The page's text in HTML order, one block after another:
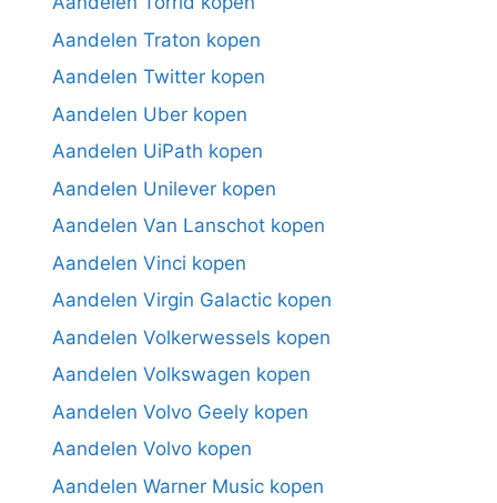
Aandelen Traton kopen
Aandelen Twitter kopen
Aandelen Uber kopen
Aandelen UiPath kopen
Aandelen Unilever kopen
Aandelen Van Lanschot kopen
Aandelen Vinci kopen
Aandelen Virgin Galactic kopen
Aandelen Volkerwessels kopen
Aandelen Volkswagen kopen
Aandelen Volvo Geely kopen
Aandelen Volvo kopen
Aandelen Warner Music kopen